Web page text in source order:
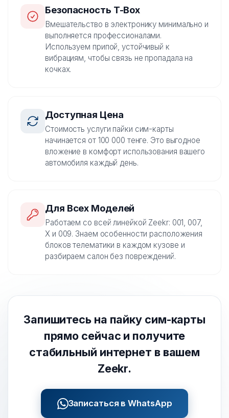
Безопасность T-Box
Вмешательство в электронику минимально и
выполняется профессионалами.
Используем припой, устойчивый к
вибрациям, чтобы связь не пропадала на
кочках.
Доступная Цена
Стоимость услуги пайки сим-карты
начинается от 100 000 тенге. Это выгодное
вложение в комфорт использования вашего
автомобиля каждый день.
Для Всех Моделей
Работаем со всей линейкой Zeekr: 001, 007,
X и 009. Знаем особенности расположения
блоков телематики в каждом кузове и
разбираем салон без повреждений.
Запишитесь на пайку сим-карты
прямо сейчас и получите
стабильный интернет в вашем
Zeekr.
Записаться в WhatsApp